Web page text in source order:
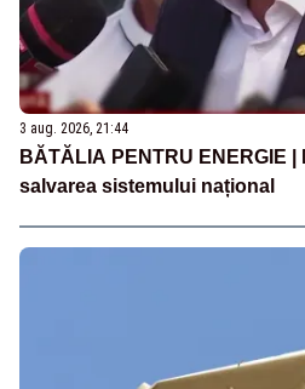
3 aug. 2026, 21:44
BĂTĂLIA PENTRU ENERGIE
salvarea sistemului național